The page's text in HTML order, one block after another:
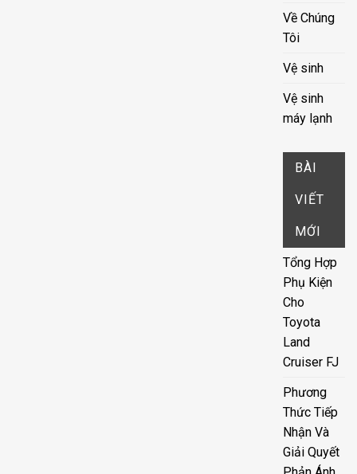
Về Chúng
Tôi
Vệ sinh
Vệ sinh
máy lạnh
BÀI
VIẾT
MỚI
Tổng Hợp
Phụ Kiện
Cho
Toyota
Land
Cruiser FJ
Phương
Thức Tiếp
Nhận Và
Giải Quyết